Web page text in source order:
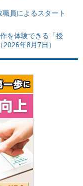
員によるスタート
を体験できる「授
年8月7日）